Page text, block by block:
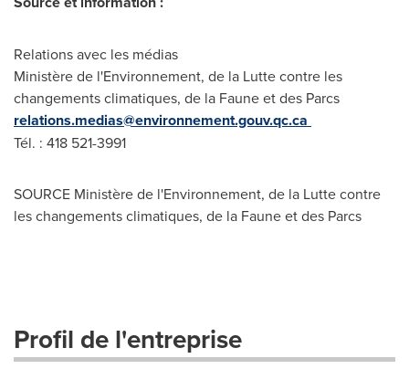
Relations avec les médias
Ministère de l'Environnement, de la Lutte contre les
changements climatiques, de la Faune et des Parcs
relations.medias@environnement.gouv.qc.ca
Tél. : 418 521-3991
SOURCE Ministère de l'Environnement, de la Lutte contre
les changements climatiques, de la Faune et des Parcs
Profil de l'entreprise